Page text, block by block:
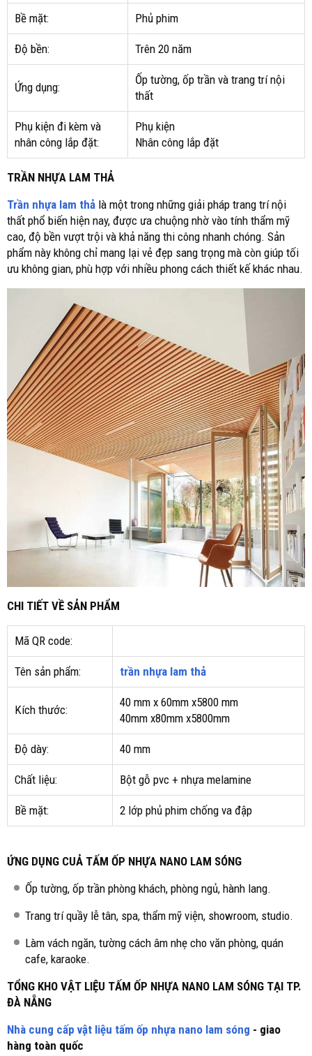
Bề mặt: Phủ phim
Độ bền: Trên 20 năm
Ứng dụng:
Ốp tường, ốp trần và trang trí nội
thất
Phụ kiện đi kèm và
nhân công lắp đặt:
Phụ kiện
Nhân công lắp đặt
TRẦN NHỰA LAM THẢ
Trần nhựa lam thả là một trong những giải pháp trang trí nội
thất phổ biến hiện nay, được ưa chuộng nhờ vào tính thẩm mỹ
cao, độ bền vượt trội và khả năng thi công nhanh chóng. Sản
phẩm này không chỉ mang lại vẻ đẹp sang trọng mà còn giúp tối
ưu không gian, phù hợp với nhiều phong cách thiết kế khác nhau.
CHI TIẾT VỀ SẢN PHẨM
Mã QR code:
Tên sản phẩm: trần nhựa lam thả
Kích thước:
40 mm x 60mm x5800 mm
40mm x80mm x5800mm
Độ dày: 40 mm
Chất liệu: Bột gỗ pvc + nhựa melamine
Bề mặt: 2 lớp phủ phim chống va đập
ỨNG DỤNG CUẢ TẤM ỐP NHỰA NANO LAM SÓNG
Ốp tường, ốp trần phòng khách, phòng ngủ, hành lang.
Trang trí quầy lễ tân, spa, thẩm mỹ viện, showroom, studio.
Làm vách ngăn, tường cách âm nhẹ cho văn phòng, quán
cafe, karaoke.
TỔNG KHO VẬT LIỆU TẤM ỐP NHỰA NANO LAM SÓNG TẠI TP.
ĐÀ NẴNG
Nhà cung cấp vật liệu tấm ốp nhựa nano lam sóng - giao
hàng toàn quốc